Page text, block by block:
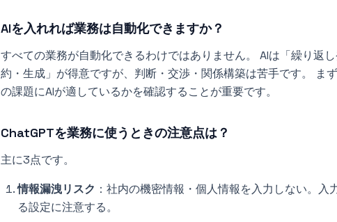
AIを入れれば業務は自動化できますか？
すべての業務が自動化できるわけではありません。 AIは「繰り返
約・生成」が得意ですが、判断・交渉・関係構築は苦手です。 ま
の課題にAIが適しているかを確認することが重要です。
ChatGPTを業務に使うときの注意点は？
主に3点です。
情報漏洩リスク ：社内の機密情報・個人情報を入力しない。
る設定に注意する。